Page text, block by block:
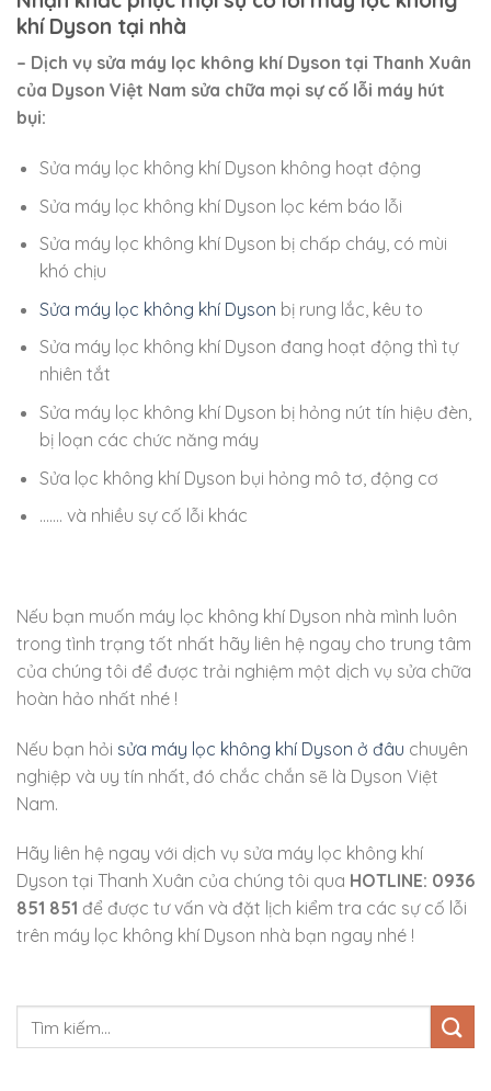
khí Dyson tại nhà
– Dịch vụ sửa máy lọc không khí Dyson tại Thanh Xuân
của Dyson Việt Nam sửa chữa mọi sự cố lỗi máy hút
bụi:
Sửa máy lọc không khí Dyson không hoạt động
Sửa máy lọc không khí Dyson lọc kém báo lỗi
Sửa máy lọc không khí Dyson bị chấp cháy, có mùi
khó chịu
Sửa máy lọc không khí Dyson bị rung lắc, kêu to
Sửa máy lọc không khí Dyson đang hoạt động thì tự
nhiên tắt
Sửa máy lọc không khí Dyson bị hỏng nút tín hiệu đèn,
bị loạn các chức năng máy
Sửa lọc không khí Dyson bụi hỏng mô tơ, động cơ
……. và nhiều sự cố lỗi khác
Nếu bạn muốn máy lọc không khí Dyson nhà mình luôn
trong tình trạng tốt nhất hãy liên hệ ngay cho trung tâm
của chúng tôi để được trải nghiệm một dịch vụ sửa chữa
hoàn hảo nhất nhé !
Nếu bạn hỏi sửa máy lọc không khí Dyson ở đâu chuyên
nghiệp và uy tín nhất, đó chắc chắn sẽ là Dyson Việt
Nam.
Hãy liên hệ ngay với dịch vụ sửa máy lọc không khí
Dyson tại Thanh Xuân của chúng tôi qua HOTLINE: 0936
851 851 để được tư vấn và đặt lịch kiểm tra các sự cố lỗi
trên máy lọc không khí Dyson nhà bạn ngay nhé !